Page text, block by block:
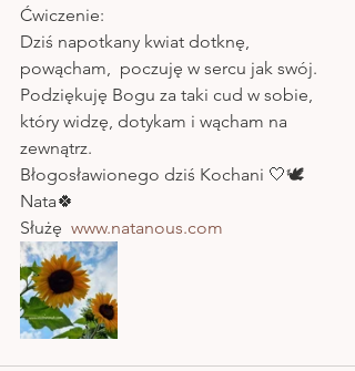
Ćwiczenie:
Dziś napotkany kwiat dotknę,
powącham,  poczuję w sercu jak swój.
Podziękuję Bogu za taki cud w sobie,
który widzę, dotykam i wącham na
zewnątrz.
Błogosławionego dziś Kochani 🤍🕊
Nata🍀
Służę www.natanous.com